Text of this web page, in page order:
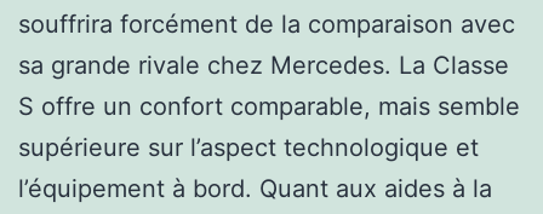
souffrira forcément de la comparaison avec
sa grande rivale chez Mercedes. La Classe
S offre un confort comparable, mais semble
supérieure sur l’aspect technologique et
l’équipement à bord. Quant aux aides à la